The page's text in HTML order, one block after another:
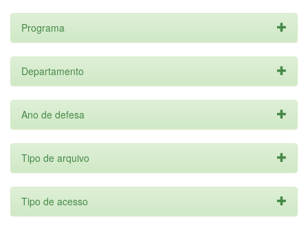
Programa
Departamento
Ano de defesa
Tipo de arquivo
Tipo de acesso